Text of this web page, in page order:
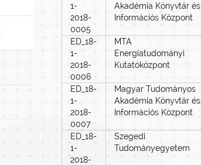
1-
2018-
0005
Akadémia Könyvtár és
Információs Központ
ED_18-
1-
2018-
0006
MTA
Energiatudományi
Kutatóközpont
ED_18-
1-
2018-
0007
Magyar Tudományos
Akadémia Könyvtár és
Információs Központ
ED_18-
1-
2018-
Szegedi
Tudományegyetem